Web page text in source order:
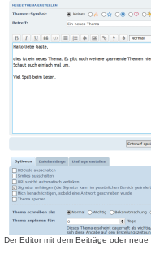
Der Editor mit dem Beiträge oder